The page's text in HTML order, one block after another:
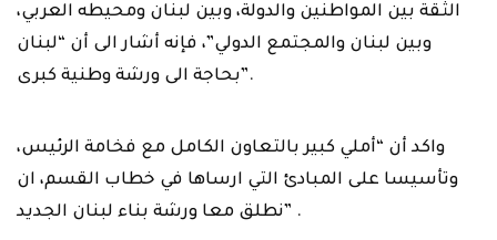
الثقة بين المواطنين والدولة، وبين لبنان ومحيطه العربي،
وبين لبنان والمجتمع الدولي”، فإنه أشار الى أن “لبنان
بحاجة الى ورشة وطنية كبرى”.
واكد أن “أملي كبير بالتعاون الكامل مع فخامة الرئيس،
وتأسيسا على المبادئ التي ارساها في خطاب القسم، ان
نطلق معا ورشة بناء لبنان الجديد” .